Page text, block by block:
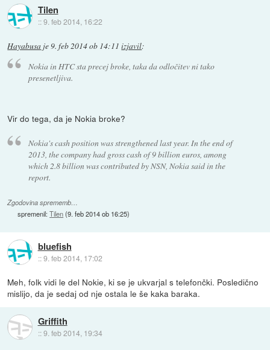
Tilen
::9. feb 2014, 16:22
Hayabusa je9. feb 2014 ob 14:11 izjavil:
Nokia in HTC sta precej broke, taka da odločitev ni tako
presenetljiva.
Vir do tega, da je Nokia broke?
Nokia's cash position was strengthened last year. In the end of
2013, the company had gross cash of 9 billion euros, among
which 2.8 billion was contributed by NSN, Nokia said in the
report.
Zgodovina sprememb…
spremenil:Tilen(9. feb 2014 ob 16:25)
bluefish
::9. feb 2014, 17:02
Meh, folk vidi le del Nokie, ki se je ukvarjal s telefončki. Posledično
mislijo, da je sedaj od nje ostala le še kaka baraka.
Griffith
::9. feb 2014, 19:34